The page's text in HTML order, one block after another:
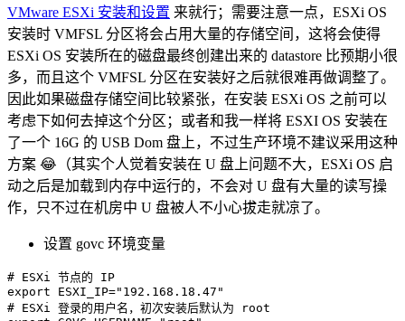
VMware ESXi 安装和设置 来就行；需要注意一点，ESXi OS
安装时 VMFSL 分区将会占用大量的存储空间，这将会使得
ESXi OS 安装所在的磁盘最终创建出来的 datastore 比预期小很
多，而且这个 VMFSL 分区在安装好之后就很难再做调整了。
因此如果磁盘存储空间比较紧张，在安装 ESXi OS 之前可以
考虑下如何去掉这个分区；或者和我一样将 ESXI OS 安装在
了一个 16G 的 USB Dom 盘上，不过生产环境不建议采用这种
方案 😂（其实个人觉着安装在 U 盘上问题不大，ESXi OS 启
动之后是加载到内存中运行的，不会对 U 盘有大量的读写操
作，只不过在机房中 U 盘被人不小心拔走就凉了。
设置 govc 环境变量
# ESXi 节点的 IP
export
ESXI_IP="192.168.18.47"
# ESXi 登录的用户名，初次安装后默认为 root